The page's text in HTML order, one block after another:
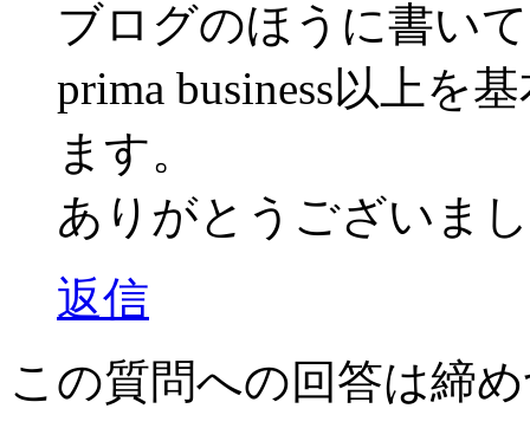
ブログのほうに書い
prima business以上を
ます。
ありがとうございま
返信
この質問への回答は締